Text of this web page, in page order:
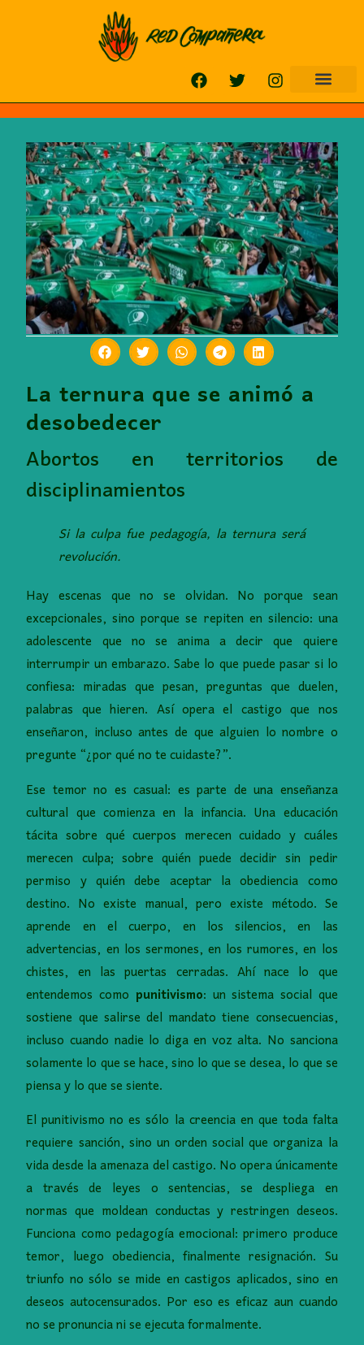
La ternura que se animó a
desobedecer
Abortos en territorios de
disciplinamientos
Si la culpa fue pedagogía, la ternura será
revolución.
Hay escenas que no se olvidan. No porque sean
excepcionales, sino porque se repiten en silencio: una
adolescente que no se anima a decir que quiere
interrumpir un embarazo. Sabe lo que puede pasar si lo
confiesa: miradas que pesan, preguntas que duelen,
palabras que hieren. Así opera el castigo que nos
enseñaron, incluso antes de que alguien lo nombre o
pregunte “¿por qué no te cuidaste?”.
Ese temor no es casual: es parte de una enseñanza
cultural que comienza en la infancia. Una educación
tácita sobre qué cuerpos merecen cuidado y cuáles
merecen culpa; sobre quién puede decidir sin pedir
permiso y quién debe aceptar la obediencia como
destino. No existe manual, pero existe método. Se
aprende en el cuerpo, en los silencios, en las
advertencias, en los sermones, en los rumores, en los
chistes, en las puertas cerradas. Ahí nace lo que
entendemos como punitivismo: un sistema social que
sostiene que salirse del mandato tiene consecuencias,
incluso cuando nadie lo diga en voz alta. No sanciona
solamente lo que se hace, sino lo que se desea, lo que se
piensa y lo que se siente.
El punitivismo no es sólo la creencia en que toda falta
requiere sanción, sino un orden social que organiza la
vida desde la amenaza del castigo. No opera únicamente
a través de leyes o sentencias, se despliega en
normas que moldean conductas y restringen deseos.
Funciona como pedagogía emocional: primero produce
temor, luego obediencia, finalmente resignación. Su
triunfo no sólo se mide en castigos aplicados, sino en
deseos autocensurados. Por eso es eficaz aun cuando
no se pronuncia ni se ejecuta formalmente.